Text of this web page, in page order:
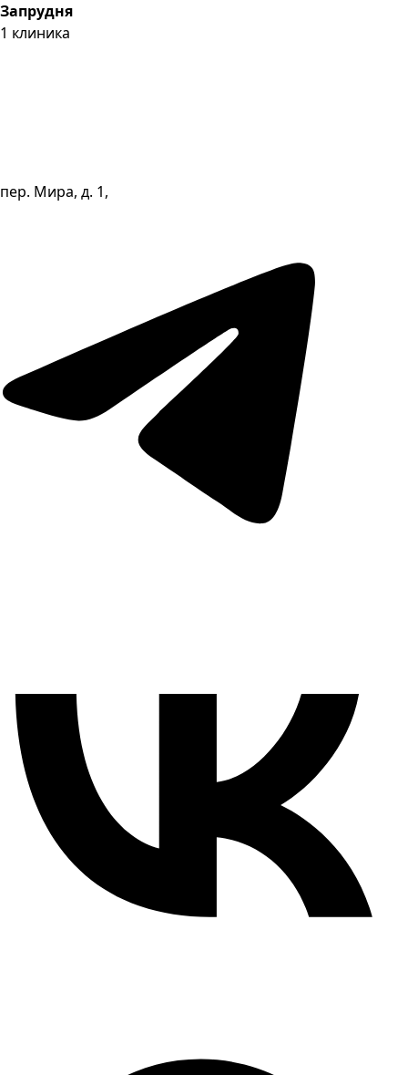
Запрудня
1 клиника
пер. Мира, д. 1,